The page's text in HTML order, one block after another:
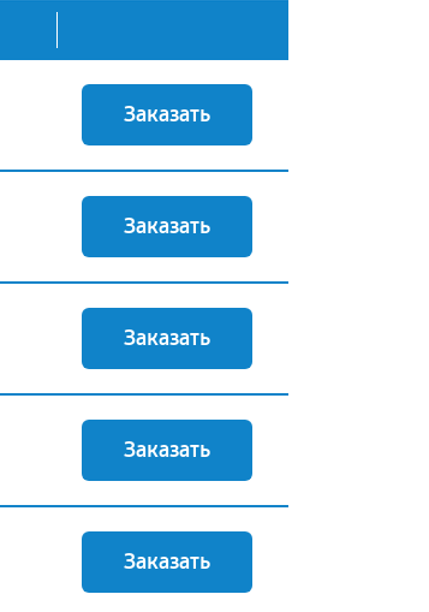
Заказать
Заказать
Заказать
Заказать
Заказать